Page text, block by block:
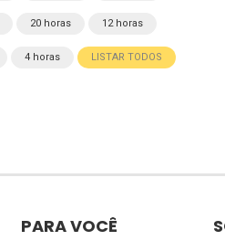
20 horas 12 horas
4 horas LISTAR TODOS
PARA VOCÊ